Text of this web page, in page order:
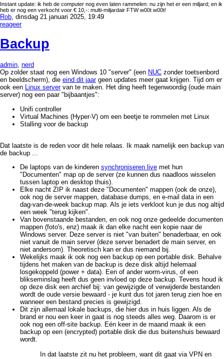
Instant update: ik heb de computer nog even laten rammelen: nu zijn het er een miljard; en ik
heb er nog een verkocht voor € 10,-: multi-miljardair FTW w00t w00t!
Rob , dinsdag 21 januari 2025, 19:49
reageer
Backup
admin, nerd
Op zolder staat nog een Windows 10 "server" (een NUC zonder toetsenbord
en beeldscherm), die eind dit jaargeen updates meer gaat krijgen. Tijd om er
ook een Linux servervan te maken. Het ding heeft tegenwoordig (oude main
server) nog een paar "bijbaantjes":
Unifi controller
Virtual Machines (Hyper-V) om een beetje te rommelen met Linux
Stalling voor de backup
Dat laatste is de reden voor dit hele relaas. Ik maak namelijk een backup van
de backup ...
De laptops van de kinderen synchroniseren live met hun
"Documenten" map op de server (ze kunnen dus naadloos wisselen
tussen laptop en desktop thuis).
Elke nacht ZIP ik naast deze "Documenten" mappen (ook de onze),
ook nog de server mappen, database dumps, en e-mail data in een
dag-van-de-week backup map. Als je iets verkloot kun je dus nog altijd
een week "terug kijken".
Van bovenstaande bestanden, en ook nog onze gedeelde documenten
mappen (foto's, enz) maak ik dan elke nacht een kopie naar de
Windows server. Deze server is niet "van buiten" benaderbaar, en ook
niet vanuit de main server (deze server benadert de main server, en
niet andersom). Theoretisch kan er dus niemand bij.
Wekelijks maak ik ook nog een backup op een portable disk. Behalve
tijdens het maken van de backup is deze disk altijd helemaal
losgekoppeld (power + data). Een of ander worm-virus, of een
blikseminslag heeft dus geen invloed op deze backup. Tevens houd ik
op deze disk een archief bij: van gewijzigde of verwijderde bestanden
wordt de oude versie bewaard - je kunt dus tot jaren terug zien hoe en
wanneer een bestand precies is gewijzigd.
Dit zijn allemaal lokale backups, die hier dus in huis liggen. Als de
brand er nou een keer in gaat is nog steeds alles weg. Daarom is er
ook nog een off-site backup. Eén keer in de maand maak ik een
backup op een (encrypted) portable disk die dus buitenshuis bewaard
wordt.
In dat laatste zit nu het probleem, want dit gaat via VPN en